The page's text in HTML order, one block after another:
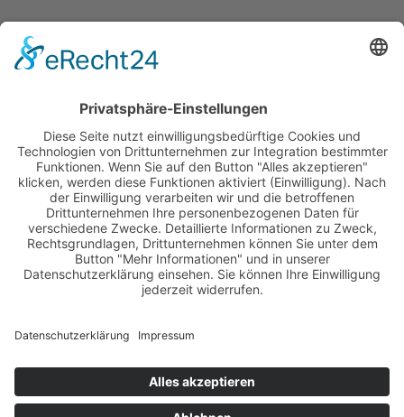
hier:
YouTube-Videos
ansehen
Podcast abonnieren
Instagram
Facebook
Linkedin